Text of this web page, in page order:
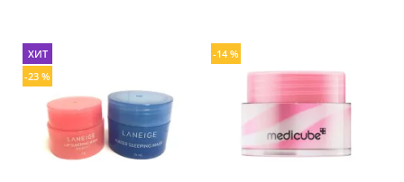
ХИТ
-23 %
-14 %